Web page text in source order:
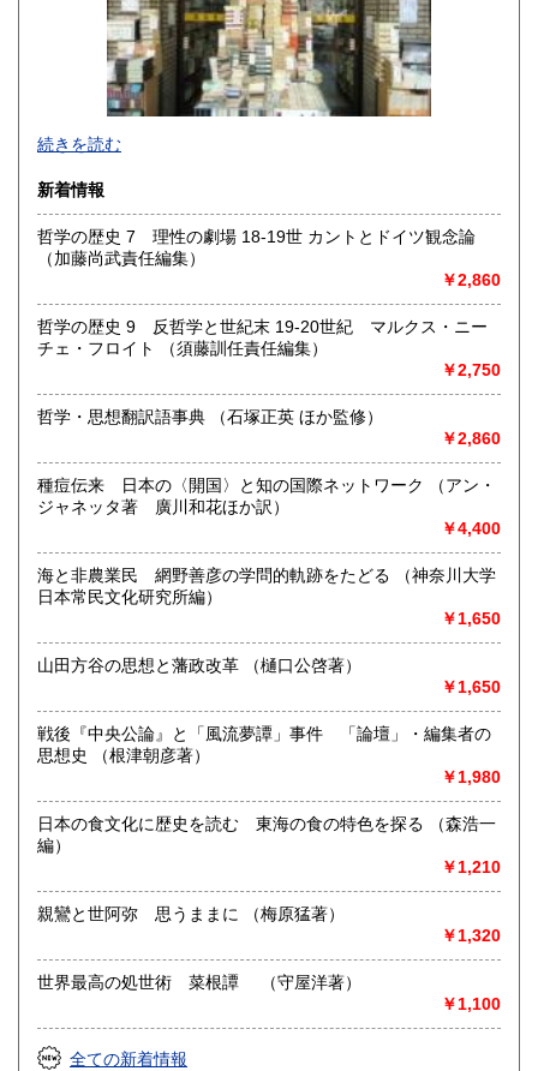
1,950円 大分県
1,950円 鹿児島県
2,090円
＜神保町店＞は、神田で営業してお陰様で百十余年（創業明
治３５年）書籍雑誌の販売、買入れ、出張での買取を致して
＜駿河台下店＞は、現在買取専門店としてインターネット
等の通信販売、宅配買取の店として営業致しております
最寄駅：水道橋駅 神保町駅 九段下駅
営業時間：10時30分〜18時
定休日：水曜、日曜、祝日
書籍の買取について
江戸時代〜明治時代の古典籍・和本・全集・哲学書・歴史
画・音楽・江戸東京・古い漫画・昔の漫画・近年の文庫ま
で、幅広い分野で、専門スタッフが直接お伺いし査定・買い
取り致します。古書の出張買取致します。
取り扱い分野
総記、哲学宗教、歴史、社会科学、自然科学、美術工芸、国
語国文、外国文学、古典籍、近代文献、趣味、サブカルチャ
ー、古書一般（その他）
古書全般
続きを読む
新着情報
哲学の歴史 7 理性の劇場 18-19世 カントとドイツ観念論
（加藤尚武責任編集）
￥2,860
哲学の歴史 9 反哲学と世紀末 19-20世紀 マルクス・ニー
チェ・フロイト （須藤訓任責任編集）
￥2,750
哲学・思想翻訳語事典 （石塚正英 ほか監修）
￥2,860
種痘伝来 日本の〈開国〉と知の国際ネットワーク （アン・
ジャネッタ著 廣川和花ほか訳）
￥4,400
海と非農業民 網野善彦の学問的軌跡をたどる （神奈川大学
日本常民文化研究所編）
￥1,650
山田方谷の思想と藩政改革 （樋口公啓著）
￥1,650
戦後『中央公論』と「風流夢譚」事件 「論壇」・編集者の
思想史 （根津朝彦著）
￥1,980
日本の食文化に歴史を読む 東海の食の特色を探る （森浩一
編）
￥1,210
親鸞と世阿弥 思うままに （梅原猛著）
￥1,320
世界最高の処世術 菜根譚 （守屋洋著）
￥1,100
全ての新着情報